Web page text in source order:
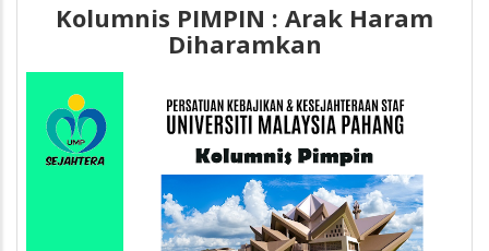
Kolumnis PIMPIN : Arak Haram
Diharamkan